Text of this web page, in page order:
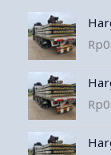
Rp
Rp